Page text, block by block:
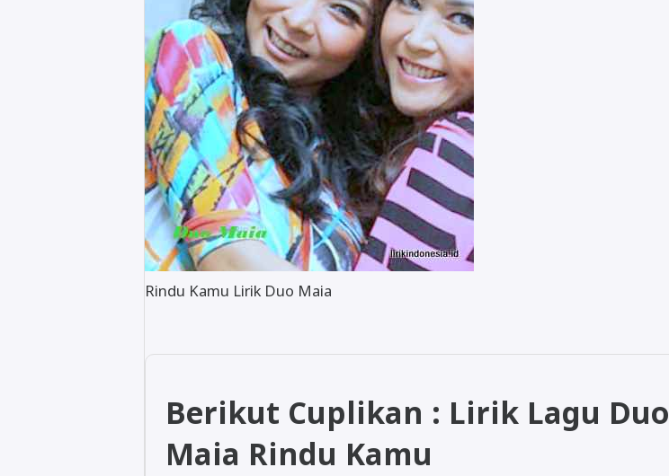
Rindu Kamu Lirik Duo Maia
Berikut Cuplikan : Lirik Lagu Duo
Maia Rindu Kamu